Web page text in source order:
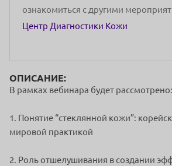
ознакомиться с другими
Центр Диагностики Кожи
ОПИСАНИЕ:
В рамках вебинара будет рассмотрено:
1. Понятие “стеклянной кожи”:
мировой практикой
2. Роль отшелушивания в создании